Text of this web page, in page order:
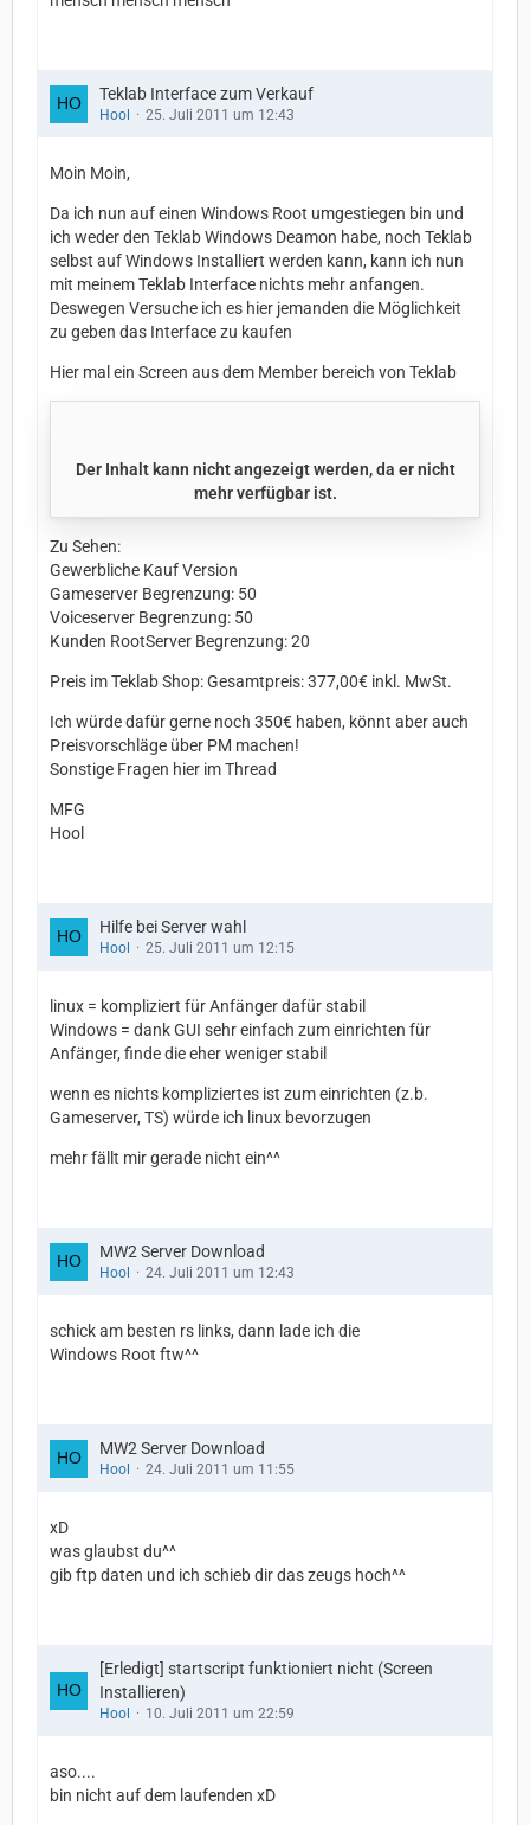
Teklab Interface zum Verkauf
Hool 25. Juli 2011 um 12:43
Moin Moin,
Da ich nun auf einen Windows Root umgestiegen bin und
ich weder den Teklab Windows Deamon habe, noch Teklab
selbst auf Windows Installiert werden kann, kann ich nun
mit meinem Teklab Interface nichts mehr anfangen.
Deswegen Versuche ich es hier jemanden die Möglichkeit
zu geben das Interface zu kaufen
Hier mal ein Screen aus dem Member bereich von Teklab
Der Inhalt kann nicht angezeigt werden, da er nicht
mehr verfügbar ist.
Zu Sehen:
Gewerbliche Kauf Version
Gameserver Begrenzung: 50
Voiceserver Begrenzung: 50
Kunden RootServer Begrenzung: 20
Preis im Teklab Shop: Gesamtpreis: 377,00€ inkl. MwSt.
Ich würde dafür gerne noch 350€ haben, könnt aber auch
Preisvorschläge über PM machen!
Sonstige Fragen hier im Thread
MFG
Hool
Hilfe bei Server wahl
Hool 25. Juli 2011 um 12:15
linux = kompliziert für Anfänger dafür stabil
Windows = dank GUI sehr einfach zum einrichten für
Anfänger, finde die eher weniger stabil
wenn es nichts kompliziertes ist zum einrichten (z.b.
Gameserver, TS) würde ich linux bevorzugen
mehr fällt mir gerade nicht ein^^
MW2 Server Download
Hool 24. Juli 2011 um 12:43
schick am besten rs links, dann lade ich die
Windows Root ftw^^
MW2 Server Download
Hool 24. Juli 2011 um 11:55
xD
was glaubst du^^
gib ftp daten und ich schieb dir das zeugs hoch^^
[Erledigt] startscript funktioniert nicht (Screen
Installieren)
Hool 10. Juli 2011 um 22:59
aso....
bin nicht auf dem laufenden xD